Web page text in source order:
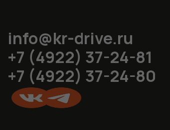
info@kr-drive.ru
+7 (4922) 37-24-81
+7 (4922) 37-24-80